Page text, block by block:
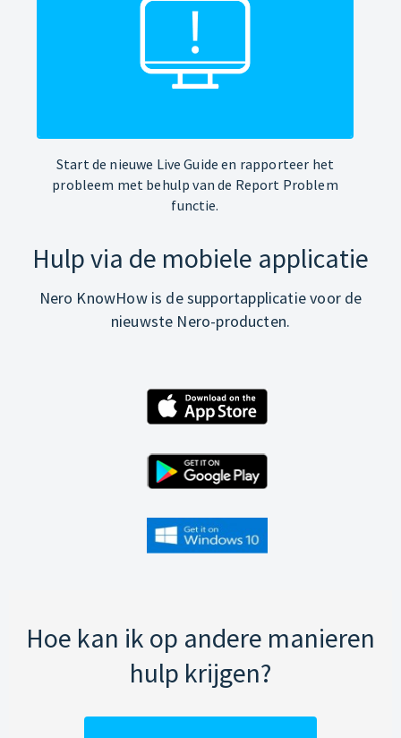
Start de nieuwe Live Guide en rapporteer het
probleem met behulp van de Report Problem
functie.
Hulp via de mobiele applicatie
Nero KnowHow is de supportapplicatie voor de
nieuwste Nero-producten.
Hoe kan ik op andere manieren
hulp krijgen?